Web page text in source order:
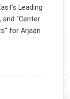
Leading
“Center
for Arjaan
& ARABIE